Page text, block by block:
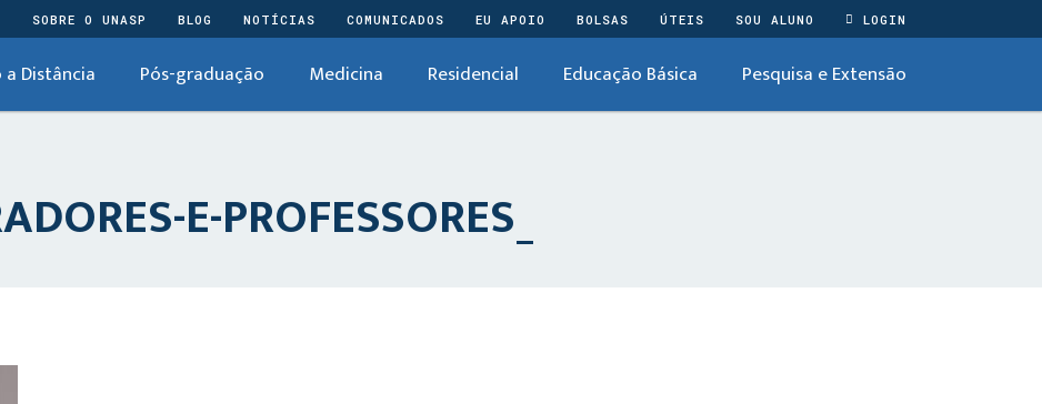
SOBRE O UNASP BLOG NOTÍCIAS COMUNICADOS EU APOIO BOLSAS ÚTEIS SOU ALUNO LOGIN
a Distância Pós-graduação Medicina Residencial Educação Básica Pesquisa e Extensão
E-PROFESSORES_